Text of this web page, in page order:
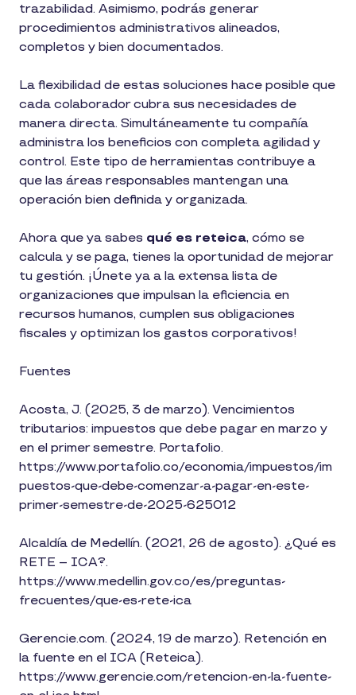
trazabilidad. Asimismo, podrás generar
procedimientos administrativos alineados,
completos y bien documentados.
La flexibilidad de estas soluciones hace posible que
cada colaborador cubra sus necesidades de
manera directa. Simultáneamente tu compañía
administra los beneficios con completa agilidad y
control. Este tipo de herramientas contribuye a
que las áreas responsables mantengan una
operación bien definida y organizada.
Ahora que ya sabes qué es reteica, cómo se
calcula y se paga, tienes la oportunidad de mejorar
tu gestión. ¡Únete ya a la extensa lista de
organizaciones que impulsan la eficiencia en
recursos humanos, cumplen sus obligaciones
fiscales y optimizan los gastos corporativos!
Fuentes
Acosta, J. (2025, 3 de marzo). Vencimientos
tributarios: impuestos que debe pagar en marzo y
en el primer semestre. Portafolio.
https://www.portafolio.co/economia/impuestos/im
puestos-que-debe-comenzar-a-pagar-en-este-
primer-semestre-de-2025-625012
Alcaldía de Medellín. (2021, 26 de agosto). ¿Qué es
RETE – ICA?.
https://www.medellin.gov.co/es/preguntas-
frecuentes/que-es-rete-ica
Gerencie.com. (2024, 19 de marzo). Retención en
la fuente en el ICA (Reteica).
https://www.gerencie.com/retencion-en-la-fuente-